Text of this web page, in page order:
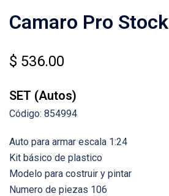
Camaro Pro Stock
$ 536.00
SET (Autos)
Código: 854994
Auto para armar escala 1:24
Kit básico de plastico
Modelo para costruir y pintar
Numero de piezas 106